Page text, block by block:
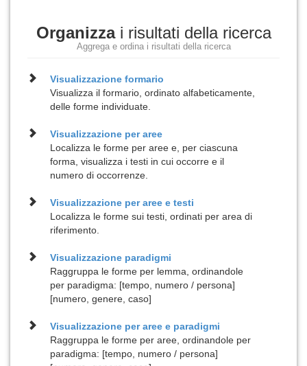
Organizzai risultati della ricerca
Aggrega e ordina i risultati della ricerca
Visualizzazioneformario
Visualizza il formario, ordinato alfabeticamente,
delle forme individuate.
Visualizzazione peraree
Localizza le forme per aree e, per ciascuna
forma, visualizza i testi in cui occorre e il
numero di occorrenze.
Visualizzazione peraree e testi
Localizza le forme sui testi, ordinati per area di
riferimento.
Visualizzazione paradigmi
Raggruppa le forme per lemma, ordinandole
per paradigma: [tempo, numero / persona]
[numero, genere, caso]
Visualizzazione peraree e paradigmi
Raggruppa le forme per aree, ordinandole per
paradigma: [tempo, numero / persona]